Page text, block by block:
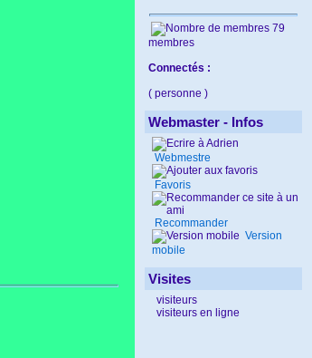
79
membres
Connectés :
( personne )
Webmaster - Infos
Webmestre
Favoris
Recommander
Version
mobile
Visites
visiteurs
visiteurs en ligne